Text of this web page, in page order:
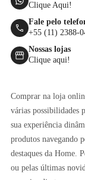
Clique Aqui!
Fale pelo
+55 (11) 2388-
Nossas lojas
Clique aqui!
Comprar na loja
várias possibilidades
sua experiência
produtos navegando
destaques da Home.
ou pelas últimas